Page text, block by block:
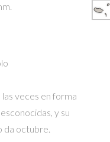
veces en forma
y su
da octubre.